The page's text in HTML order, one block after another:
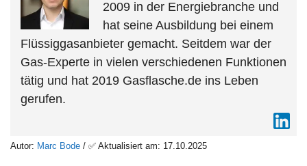
2009 in der Energiebranche und
hat seine Ausbildung bei einem
Flüssiggasanbieter gemacht. Seitdem war der
Gas-Experte in vielen verschiedenen Funktionen
tätig und hat 2019 Gasflasche.de ins Leben
gerufen.
Autor: Marc Bode / ✅ Aktualisiert am: 17.10.2025